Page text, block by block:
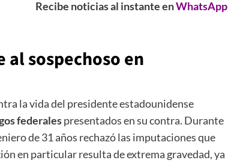
Recibe noticias al instante enWhatsApp
al sospechoso en
la vida del presidente estadounidense
federalespresentados en su contra. Durante
de 31 años rechazó las imputaciones que
en particular resulta de extrema gravedad, ya